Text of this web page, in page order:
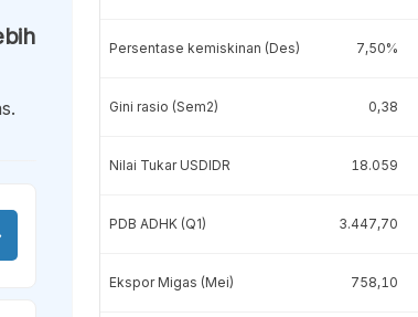
Persentase kemiskinan (Des) 7,50%
Gini rasio (Sem2) 0,38
Nilai Tukar USDIDR 18.059
PDB ADHK (Q1) 3.447,70
Ekspor Migas (Mei) 758,10